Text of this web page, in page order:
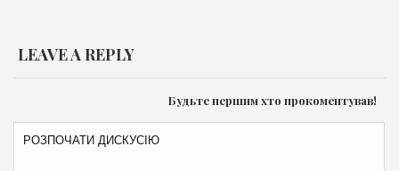
LEAVE A REPLY
Будьте першим хто прокоментував!